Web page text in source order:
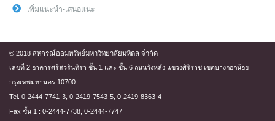
เพิ่มแนะนำ-เสนอแนะ
© 2018 สหกรณ์ออมทรัพย์มหาวิทยาลัยมหิดล จำกัด
เลขที่ 2 อาคารศรีสวรินทิรา ชั้น 1 และ ชั้น 6 ถนนวังหลัง แขวงศิริราช เขตบางกอกน้อย
กรุงเทพมหานคร 10700
Tel. 0-2444-7741-3, 0-2419-7543-5, 0-2419-8363-4
Fax ชั้น 1 : 0-2444-7738, 0-2444-7747